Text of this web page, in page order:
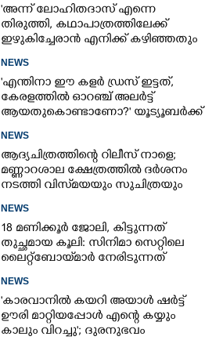
'അന്ന് ലോഹിതദാസ് എന്നെ
തിരുത്തി,​ കഥാപാത്രത്തിലേക്ക്
ഇഴുകിച്ചേരാൻ എനിക്ക് കഴിഞ്ഞതും
NEWS
'എന്തിനാ ഈ കളർ ഡ്രസ് ഇട്ടത്,
കേരളത്തിൽ ഓറഞ്ച് അല‌ർട്ട്
ആയതുകൊണ്ടാണോ?' യൂട്യൂബർക്ക്
NEWS
ആദ്യചിത്രത്തിന്റെ റിലീസ് നാളെ;
മണ്ണാറശാല ക്ഷേത്രത്തിൽ ദർശനം
നടത്തി വിസ്‌മയയും സുചിത്രയും
NEWS
18 മണിക്കൂർ ജോലി, കിട്ടുന്നത്
തുച്ഛമായ കൂലി: സിനിമാ സെറ്റിലെ
ലൈറ്റ്‌ബോയ്‌മാർ നേരിടുന്നത്
NEWS
'കാരവാനിൽ കയറി അയാൾ ഷർട്ട്
ഊരി മാറ്റിയപ്പോൾ എന്റെ കയ്യും
കാലും വിറച്ചു'; ദുരനുഭവം
Share this link
Copy Link